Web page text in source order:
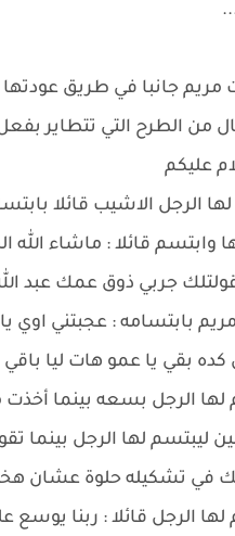
مريم جانبا في طريق عودتها
من الطرح التي تتطاير
عليكم
الرجل الاشيب قائلا
وابتسم قائلا : ماشاء
جربي ذوق عمك عبد
بابتسامه : عجبتني اوي
بقي يا عمو هات ليا باقي
لها الرجل بسعه بينما أخذت
ليبتسم لها الرجل بينما
في تشكيله حلوة عشان
لها الرجل قائلا : ربنا